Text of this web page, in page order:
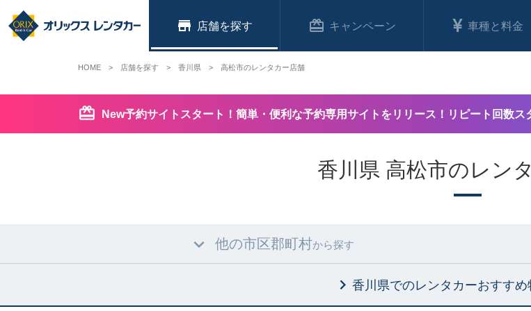
店舗 キャンペーン 車種と料金
New予約サイトスタート！簡単・便利な予約専用サイトをリリース！リピート回数ス
香川県 高松市のレン
他の市区郡町村から探す
香川県でのレンタカーおすすめ
HOME 店舗を探す 香川県 高松市のレンタカー店舗